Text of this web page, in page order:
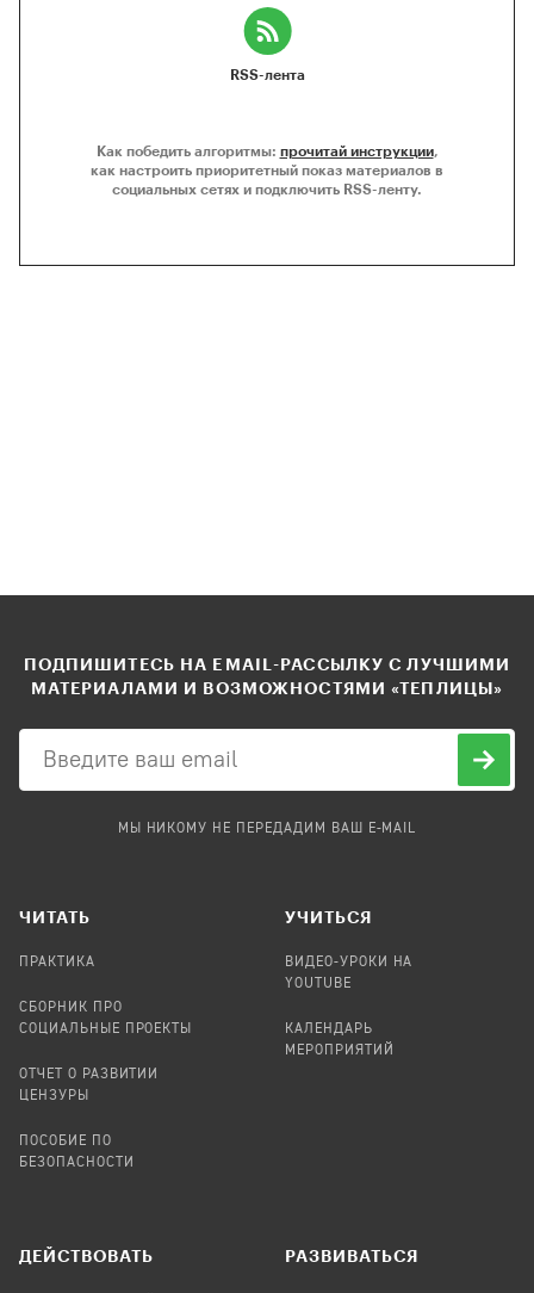
RSS-лента
Как победить алгоритмы: прочитай инструкции,
как настроить приоритетный показ материалов в
социальных сетях и подключить RSS-ленту.
ПОДПИШИТЕСЬ НА EMAIL-РАССЫЛКУ С ЛУЧШИМИ
МАТЕРИАЛАМИ И ВОЗМОЖНОСТЯМИ «ТЕПЛИЦЫ»
МЫ НИКОМУ НЕ ПЕРЕДАДИМ ВАШ E-MAIL
ЧИТАТЬ
ПРАКТИКА
СБОРНИК ПРО
СОЦИАЛЬНЫЕ ПРОЕКТЫ
ОТЧЕТ О РАЗВИТИИ
ЦЕНЗУРЫ
ПОСОБИЕ ПО
БЕЗОПАСНОСТИ
УЧИТЬСЯ
ВИДЕО-УРОКИ НА
YOUTUBE
КАЛЕНДАРЬ
МЕРОПРИЯТИЙ
ДЕЙСТВОВАТЬ РАЗВИВАТЬСЯ